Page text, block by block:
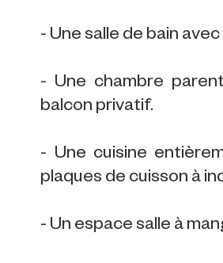
- Une salle de bain
- Une chambre
balcon privatif.
- Une cuisine
plaques de cuisson à
- Un espace salle à